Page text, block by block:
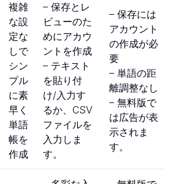
複雑
な設
定な
しで
シン
プル
に素
早く
単語
帳を
作成
– 保存とレ
ビューのた
めにアカウ
ントを作成
– テキスト
を貼り付
け/入力す
るか、CSV
ファイルを
入力しま
す。
– 保存には
アカウント
の作成が必
要
– 単語の距
離調整なし
– 無料版で
は広告が表
示されま
す。